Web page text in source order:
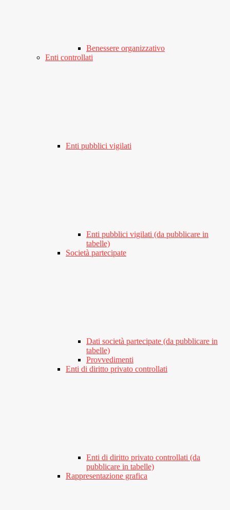
Benessere organizzativo
Enti controllati
Enti pubblici vigilati
Enti pubblici vigilati (da pubblicare in
tabelle)
Società partecipate
Dati società partecipate (da pubblicare in
tabelle)
Provvedimenti
Enti di diritto privato controllati
Enti di diritto privato controllati (da
pubblicare in tabelle)
Rappresentazione grafica